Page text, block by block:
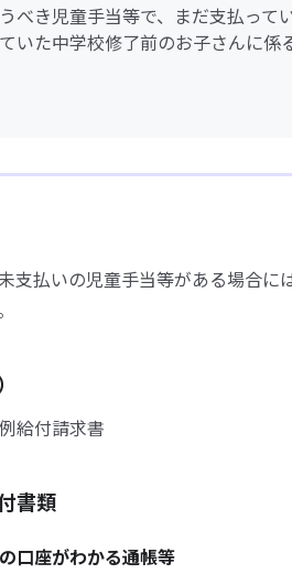
べき児童手当等で、まだ支払って
いた中学校修了前のお子さんに係
支払いの児童手当等がある場合に
給付請求書
書類
口座がわかる通帳等